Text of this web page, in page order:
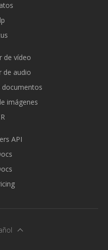
de vídeo
de audio
documentos
imágenes
API